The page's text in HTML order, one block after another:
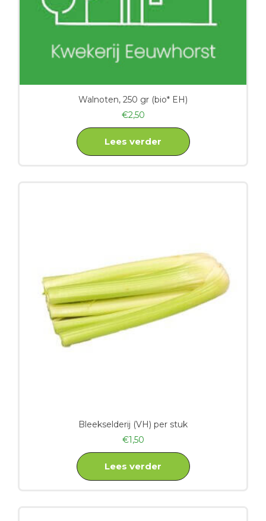
Walnoten, 250 gr (bio* EH)
€2,50
Lees verder
Bleekselderij (VH) per stuk
€1,50
Lees verder